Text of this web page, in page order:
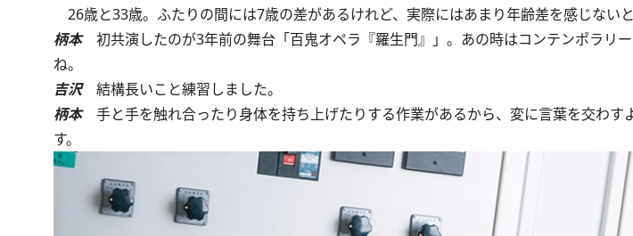
26歳と33歳。ふたりの間には7歳の差があるけれど、実際にはあまり年齢差を感じないと
柄本初共演したのが3年前の舞台「百鬼オペラ『羅生門』」。あの時はコンテンポラリ
ね。
吉沢結構長いこと練習しました。
柄本手と手を触れ合ったり身体を持ち上げたりする作業があるから、変に言葉を交わす
す。